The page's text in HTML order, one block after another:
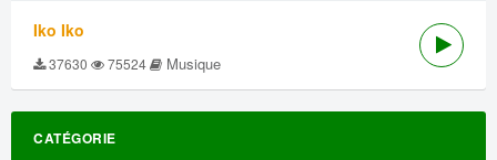
Iko Iko
37630 75524 Musique
CATÉGORIE